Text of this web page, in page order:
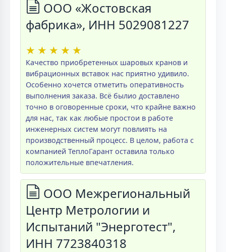
ООО «Жостовская
фабрика», ИНН 5029081227
★ ★ ★ ★ ★
Качество приобретенных шаровых кранов и
вибрационных вставок нас приятно удивило.
Особенно хочется отметить оперативность
выполнения заказа. Всё былио доставлено
точно в оговоренные сроки, что крайне важно
для нас, так как любые простои в работе
инженерных систем могут повлиять на
производственный процесс. В целом, работа с
компанией ТеплоГарант оставила только
положительные впечатления.
ООО Межрегиональный
Центр Метрологии и
Испытаний "Энерготест",
ИНН 7723840318